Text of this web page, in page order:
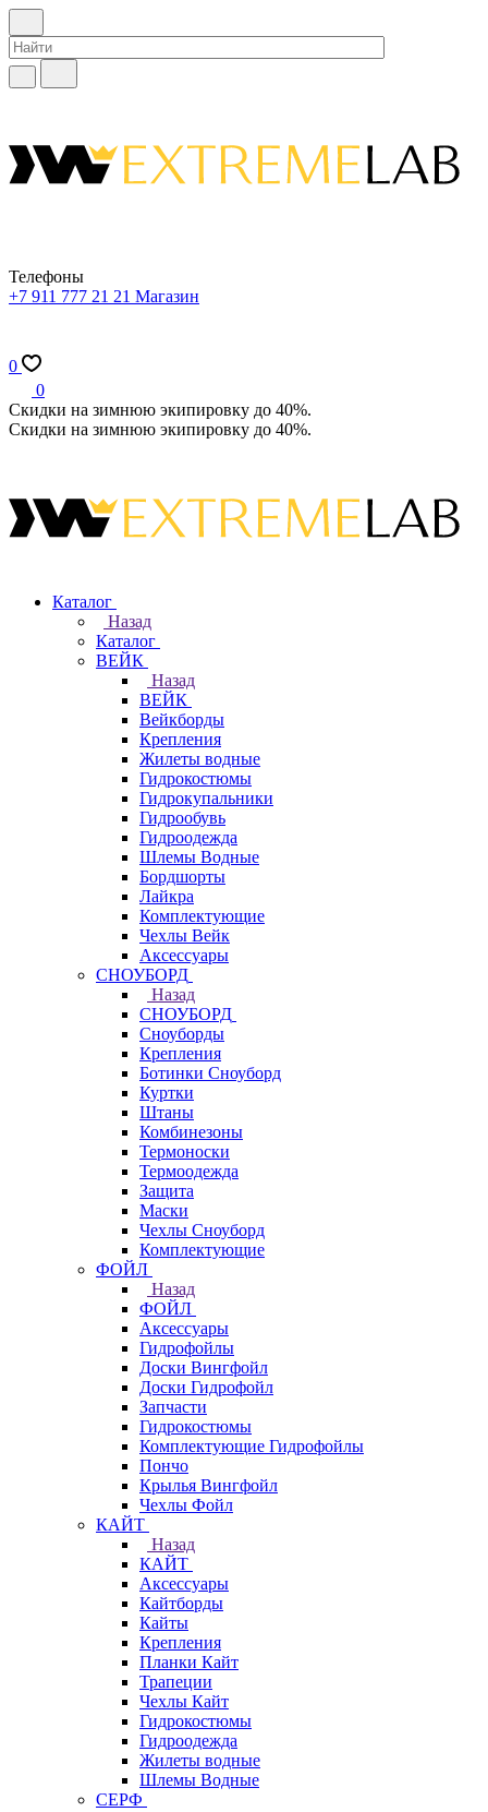
Телефоны
+7 911 777 21 21 Магазин
0
0
Скидки на зимнюю экипировку до 40%.
Скидки на зимнюю экипировку до 40%.
Каталог
Назад
Каталог
ВЕЙК
Назад
ВЕЙК
Вейкборды
Крепления
Жилеты водные
Гидрокостюмы
Гидрокупальники
Гидрообувь
Гидроодежда
Шлемы Водные
Бордшорты
Лайкра
Комплектующие
Чехлы Вейк
Аксессуары
СНОУБОРД
Назад
СНОУБОРД
Сноуборды
Крепления
Ботинки Сноуборд
Куртки
Штаны
Комбинезоны
Термоноски
Термоодежда
Защита
Маски
Чехлы Сноуборд
Комплектующие
ФОЙЛ
Назад
ФОЙЛ
Аксессуары
Гидрофойлы
Доски Вингфойл
Доски Гидрофойл
Запчасти
Гидрокостюмы
Комплектующие Гидрофойлы
Пончо
Крылья Вингфойл
Чехлы Фойл
КАЙТ
Назад
КАЙТ
Аксессуары
Кайтборды
Кайты
Крепления
Планки Кайт
Трапеции
Чехлы Кайт
Гидрокостюмы
Гидроодежда
Жилеты водные
Шлемы Водные
СЕРФ